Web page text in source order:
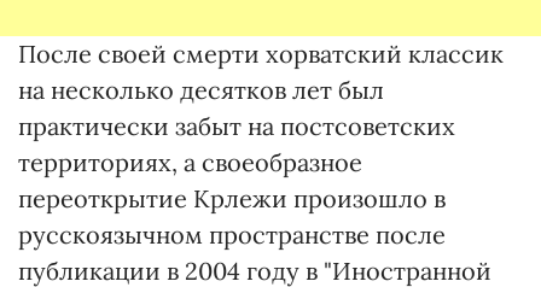
После своей смерти хорватский классик
на несколько десятков лет был
практически забыт на постсоветских
территориях, а своеобразное
переоткрытие Крлежи произошло в
русскоязычном пространстве после
публикации в 2004 году в "Иностранной